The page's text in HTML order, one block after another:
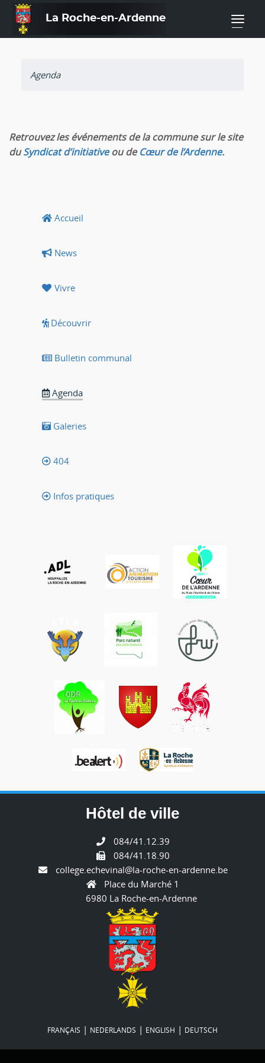
La Roche-en-Ardenne —
Agenda
Retrouvez les événements de la commune sur le site
duSyndicat d’initiativeou deCœur de l’Ardenne.
Accueil
News
Vivre
Découvrir
Bulletin communal
Agenda
Galeries
404
Infos pratiques
Hôtel de ville
084/41.12.39
084/41.18.90
college.echevinal@la-roche-en-ardenne.be
Place du Marché 1
6980 La Roche-en-Ardenne
FRANÇAIS | NEDERLANDS | ENGLISH | DEUTSCH